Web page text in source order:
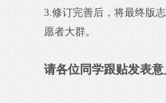
3.修订完善后，将最终版
愿者大群。
请各位同学跟贴发表